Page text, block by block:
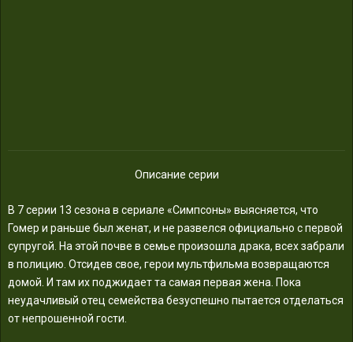
Описание серии
В 7 серии 13 сезона в сериале «Симпсоны» выясняется, что
Гомер и раньше был женат, и не развелся официально с первой
супругой. На этой почве в семье произошла драка, всех забрали
в полицию. Отсидев свое, герои мультфильма возвращаются
домой. И там их поджидает та самая первая жена. Пока
неудачливый отец семейства безуспешно пытается отделаться
от непрошенной гости.